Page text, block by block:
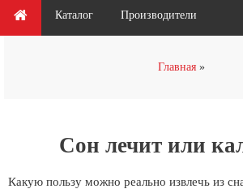
Главное меню
Каталог Производители
Главная
Cон лечит или
Какую пользу можно реально извлечь из